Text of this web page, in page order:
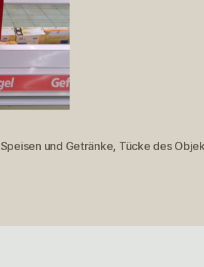
Speisen und Getränke, Tücke des